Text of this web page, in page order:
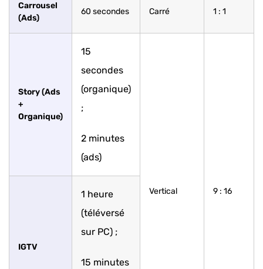
Carrousel
(Ads)
60 secondes Carré 1 : 1
Story (Ads
+
Organique)
15
secondes
(organique)
;
2 minutes
(ads)
Vertical 9 : 16
IGTV
1 heure
(téléversé
sur PC) ;
15 minutes